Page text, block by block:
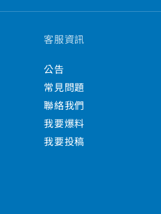
客服資訊
公告
常見問題
聯絡我們
我要爆料
我要投稿